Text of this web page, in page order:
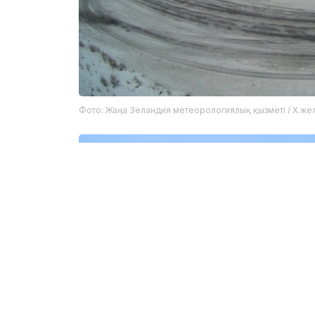
Фото: Жаңа Зеландия метеорологиялық қызметі / X